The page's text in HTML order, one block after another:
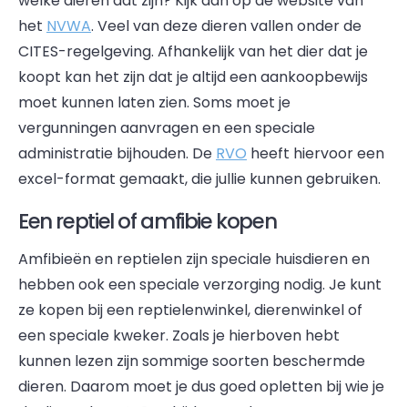
het NVWA. Veel van deze dieren vallen onder de
CITES-regelgeving. Afhankelijk van het dier dat je
koopt kan het zijn dat je altijd een aankoopbewijs
moet kunnen laten zien. Soms moet je
vergunningen aanvragen en een speciale
administratie bijhouden. De RVO heeft hiervoor een
excel-format gemaakt, die jullie kunnen gebruiken.
Een reptiel of amfibie kopen
Amfibieën en reptielen zijn speciale huisdieren en
hebben ook een speciale verzorging nodig. Je kunt
ze kopen bij een reptielenwinkel, dierenwinkel of
een speciale kweker. Zoals je hierboven hebt
kunnen lezen zijn sommige soorten beschermde
dieren. Daarom moet je dus goed opletten bij wie je